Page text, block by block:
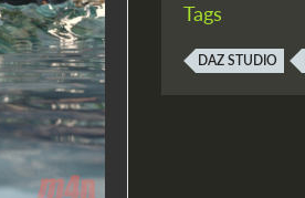
Tags
DAZ STUDIO